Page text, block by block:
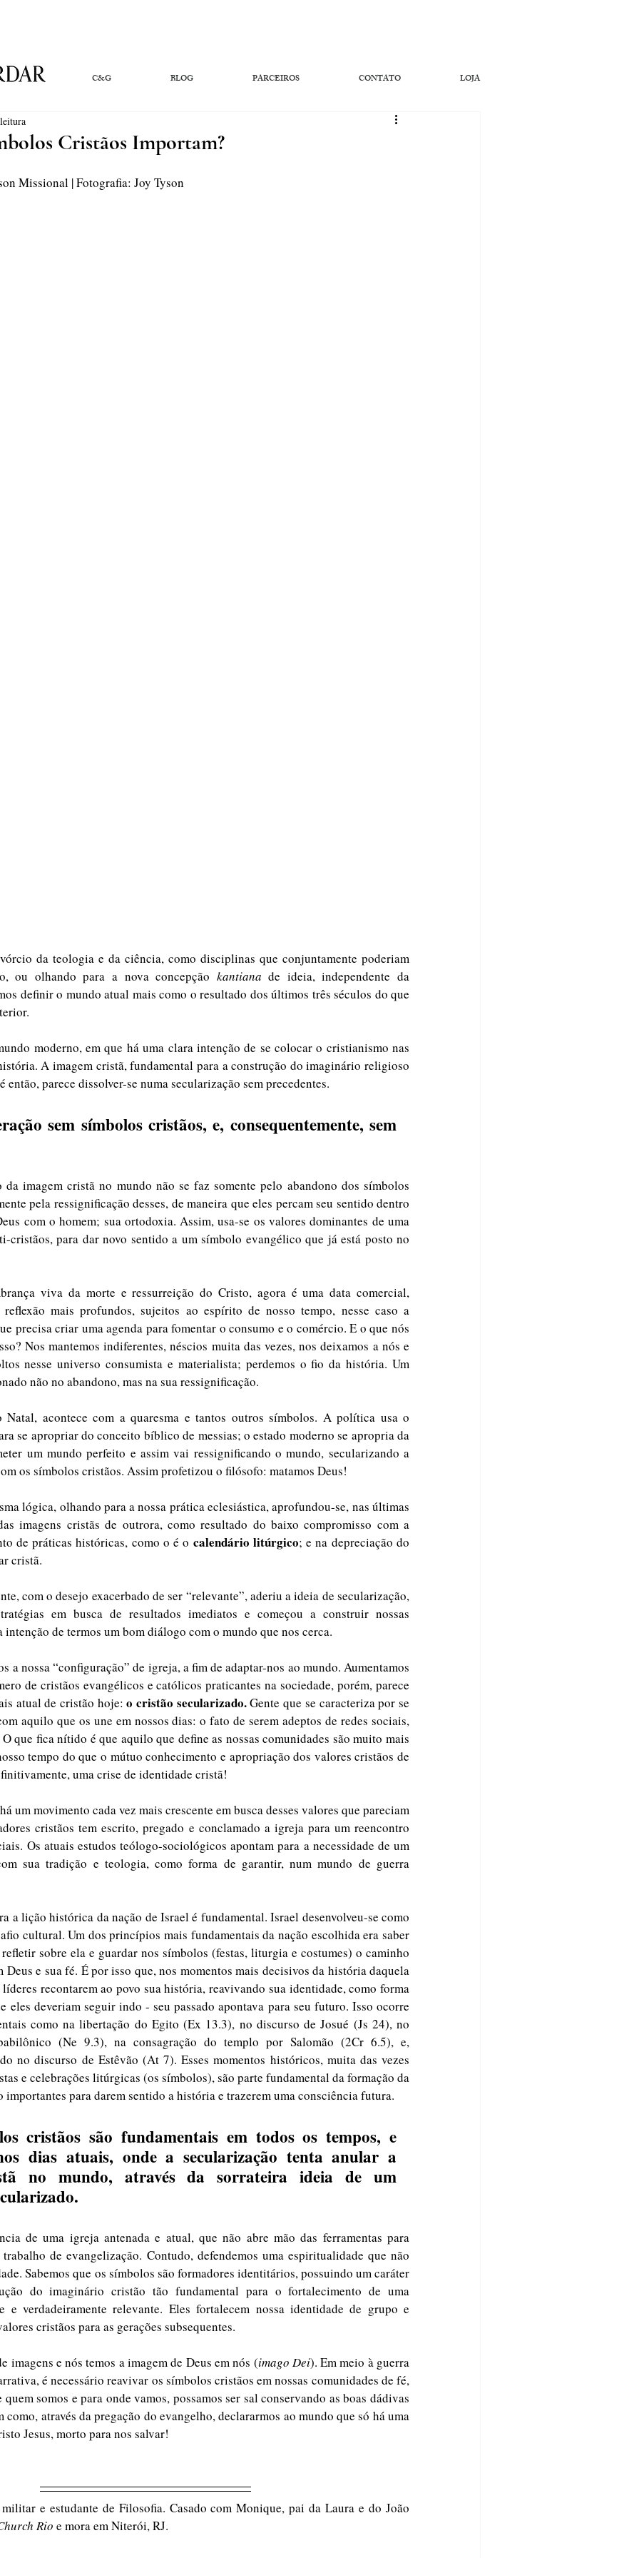
C&G BLOG PARCEIROS CONTATO LOJA
Cristãos Importam?
Missional | Fotografia: Joy Tyson
ou olhando para a nova concepção kantiana de ideia, independente da
definir o mundo atual mais como o resultado dos últimos três séculos do que
moderno, em que há uma clara intenção de se colocar o cristianismo nas
A imagem cristã, fundamental para a construção do imaginário religioso
então, parece dissolver-se numa secularização sem precedentes.
sem símbolos cristãos, e, consequentemente, sem
pela ressignificação desses, de maneira que eles percam seu sentido dentro
com o homem; sua ortodoxia. Assim, usa-se os valores dominantes de uma
cristãos, para dar novo sentido a um símbolo evangélico que já está posto no
viva da morte e ressurreição do Cristo, agora é uma data comercial,
mais profundos, sujeitos ao espírito de nosso tempo, nesse caso a
precisa criar uma agenda para fomentar o consumo e o comércio. E o que nós
Nos mantemos indiferentes, néscios muita das vezes, nos deixamos a nós e
nesse universo consumista e materialista; perdemos o fio da história. Um
não no abandono, mas na sua ressignificação.
Natal, acontece com a quaresma e tantos outros símbolos. A política usa o
se apropriar do conceito bíblico de messias; o estado moderno se apropria da
um mundo perfeito e assim vai ressignificando o mundo, secularizando a
os símbolos cristãos. Assim profetizou o filósofo: matamos Deus!
imagens cristãs de outrora, como resultado do baixo compromisso com a
de práticas históricas, como o é o calendário litúrgico; e na depreciação do
cristã.
com o desejo exacerbado de ser “relevante”, aderiu a ideia de secularização,
em busca de resultados imediatos e começou a construir nossas
intenção de termos um bom diálogo com o mundo que nos cerca.
a nossa “configuração” de igreja, a fim de adaptar-nos ao mundo. Aumentamos
de cristãos evangélicos e católicos praticantes na sociedade, porém, parece
atual de cristão hoje: o cristão secularizado. Gente que se caracteriza por se
aquilo que os une em nossos dias: o fato de serem adeptos de redes sociais,
que fica nítido é que aquilo que define as nossas comunidades são muito mais
tempo do que o mútuo conhecimento e apropriação dos valores cristãos de
uma crise de identidade cristã!
cristãos tem escrito, pregado e conclamado a igreja para um reencontro
Os atuais estudos teólogo-sociológicos apontam para a necessidade de um
sua tradição e teologia, como forma de garantir, num mundo de guerra
a lição histórica da nação de Israel é fundamental. Israel desenvolveu-se como
cultural. Um dos princípios mais fundamentais da nação escolhida era saber
sobre ela e guardar nos símbolos (festas, liturgia e costumes) o caminho
Deus e sua fé. É por isso que, nos momentos mais decisivos da história daquela
líderes recontarem ao povo sua história, reavivando sua identidade, como forma
eles deveriam seguir indo - seu passado apontava para seu futuro. Isso ocorre
como na libertação do Egito (Ex 13.3), no discurso de Josué (Js 24), no
(Ne 9.3), na consagração do templo por Salomão (2Cr 6.5), e,
no discurso de Estêvão (At 7). Esses momentos históricos, muita das vezes
e celebrações litúrgicas (os símbolos), são parte fundamental da formação da
importantes para darem sentido a história e trazerem uma consciência futura.
dias atuais, onde a secularização tenta anular a
no mundo, através da sorrateira ideia de um
de uma igreja antenada e atual, que não abre mão das ferramentas para
de evangelização. Contudo, defendemos uma espiritualidade que não
Sabemos que os símbolos são formadores identitários, possuindo um caráter
do imaginário cristão tão fundamental para o fortalecimento de uma
e verdadeiramente relevante. Eles fortalecem nossa identidade de grupo e
cristãos para as gerações subsequentes.
imagens e nós temos a imagem de Deus em nós (
imago Dei). Em meio à guerra
é necessário reavivar os símbolos cristãos em nossas comunidades de fé,
somos e para onde vamos, possamos ser sal conservando as boas dádivas
como, através da pregação do evangelho, declararmos ao mundo que só há uma
Jesus, morto para nos salvar!
e estudante de Filosofia. Casado com Monique, pai da Laura e do João
Rio e mora em Niterói, RJ.